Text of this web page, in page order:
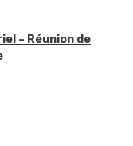
– Réunion de